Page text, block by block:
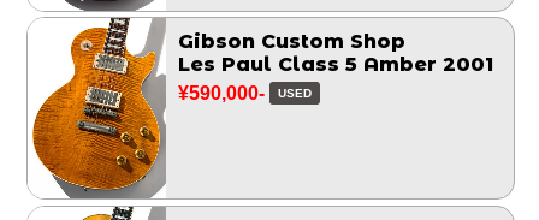
Gibson Custom Shop
Les Paul Class 5 Amber 2001
¥590,000- USED